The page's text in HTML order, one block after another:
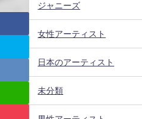
ジャニーズ
女性アーティスト
日本のアーティスト
未分類